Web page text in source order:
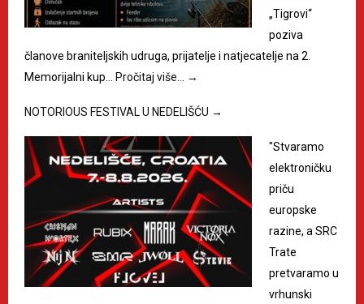
„Tigrovi“
poziva
članove braniteljskih udruga, prijatelje i natjecatelje na 2.
Memorijalni kup… Pročitaj više… →
NOTORIOUS FESTIVAL U NEDELIŠĆU →
"Stvaramo
elektroničku
priču
europske
razine, a SRC
Trate
pretvaramo u
vrhunski